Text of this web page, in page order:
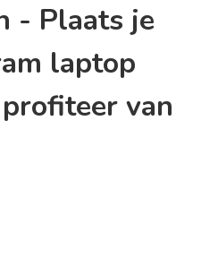
- Plaats je
laptop
van